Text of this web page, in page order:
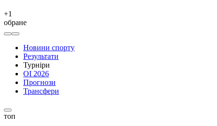
+1
обране
Новини спорту
Результати
Турніри
ОІ 2026
Прогнози
Трансфери
топ